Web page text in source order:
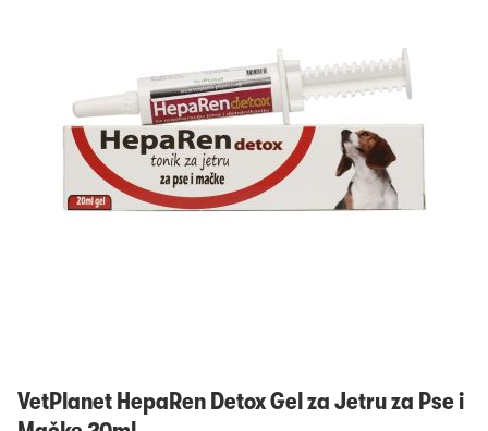
VetPlanet HepaRen Detox Gel za Jetru za Pse i